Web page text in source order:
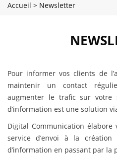
Accueil > Newsletter
Pour informer vos clients de
maintenir un contact
augmenter le trafic sur
d’information est une solution
Digital Communication
service d’envoi à la
d’information en passant par la